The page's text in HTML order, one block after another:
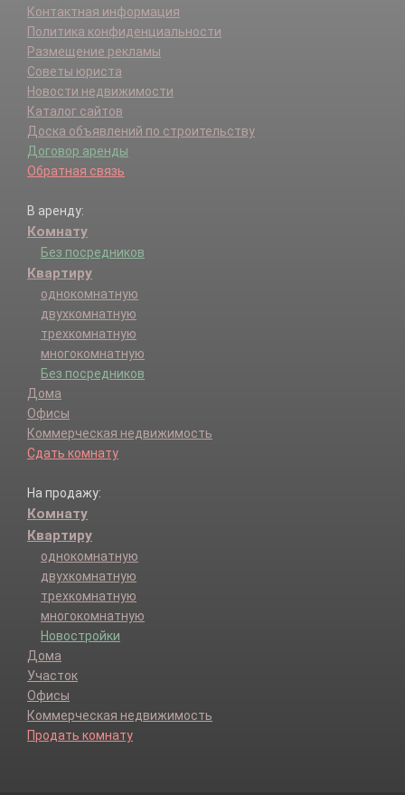
Контактная информация
Политика конфиденциальности
Размещение рекламы
Советы юриста
Новости недвижимости
Каталог сайтов
Доска объявлений по строительству
Договор аренды
Обратная связь
В аренду:
Комнату
Без посредников
Квартиру
однокомнатную
двухкомнатную
трехкомнатную
многокомнатную
Без посредников
Дома
Офисы
Коммерческая недвижимость
Сдать комнату
На продажу:
Комнату
Квартиру
однокомнатную
двухкомнатную
трехкомнатную
многокомнатную
Новостройки
Дома
Участок
Офисы
Коммерческая недвижимость
Продать комнату